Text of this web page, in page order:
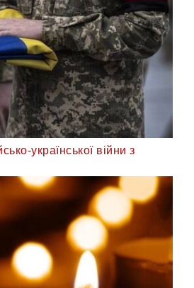
української війни з